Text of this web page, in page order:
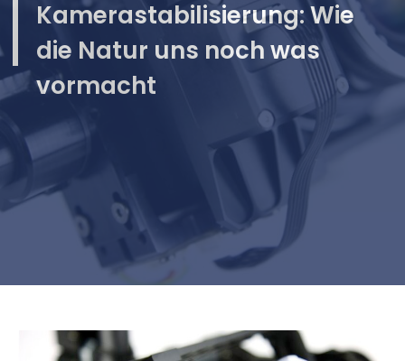
Kamerastabilisierung: Wie
die Natur uns noch was
vormacht